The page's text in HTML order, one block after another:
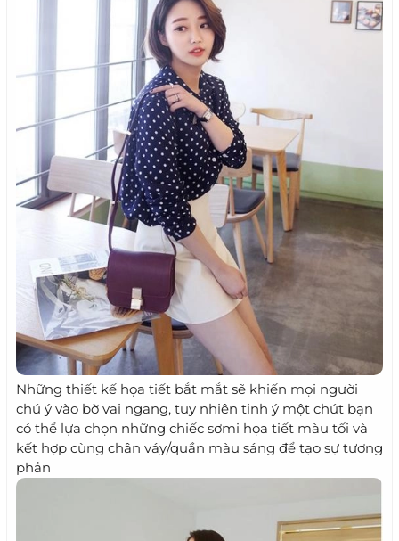
Những thiết kế họa tiết bắt mắt sẽ khiến mọi người
chú ý vào bờ vai ngang, tuy nhiên tinh ý một chút bạn
có thể lựa chọn những chiếc sơmi họa tiết màu tối và
kết hợp cùng chân váy/quần màu sáng để tạo sự tương
phản